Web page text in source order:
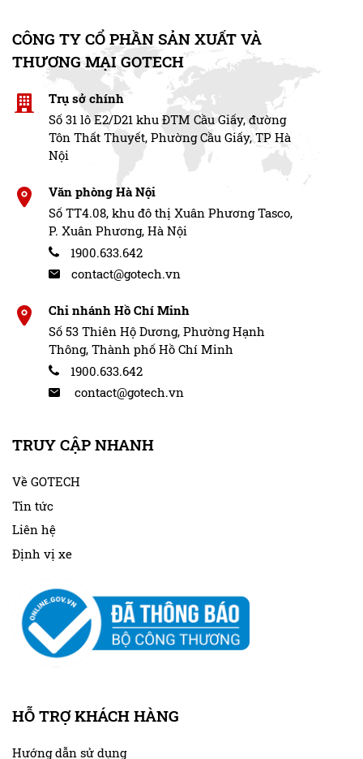
CÔNG TY CỔ PHẦN SẢN XUẤT VÀ
THƯƠNG MẠI GOTECH
Trụ sở chính
Số 31 lô E2/D21 khu ĐTM Cầu Giấy, đường
Tôn Thất Thuyết, Phường Cầu Giấy, TP Hà
Nội
Văn phòng Hà Nội
Số TT4.08, khu đô thị Xuân Phương Tasco,
P. Xuân Phương, Hà Nội
1900.633.642
contact@gotech.vn
Chi nhánh Hồ Chí Minh
Số 53 Thiên Hộ Dương, Phường Hạnh
Thông, Thành phố Hồ Chí Minh
1900.633.642
contact@gotech.vn
TRUY CẬP NHANH
Về GOTECH
Tin tức
Liên hệ
Định vị xe
HỖ TRỢ KHÁCH HÀNG
Hướng dẫn sử dụng